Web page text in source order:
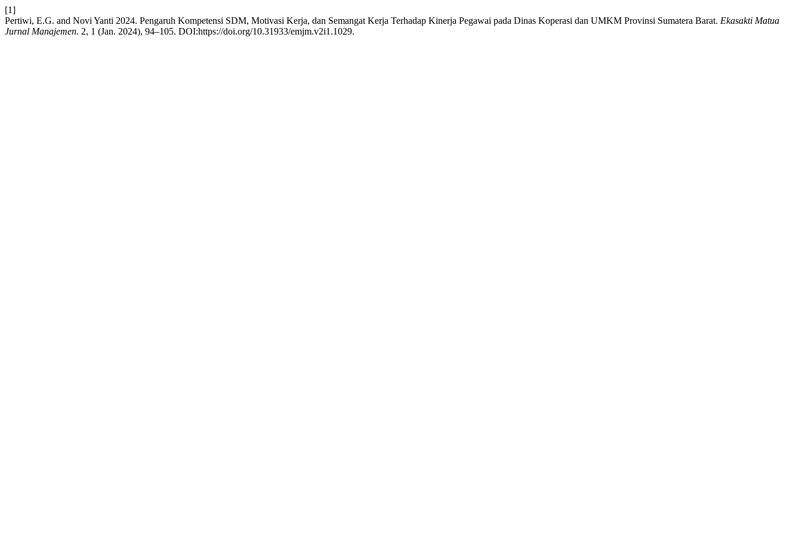
[1]
Pertiwi, E.G. and Novi Yanti 2024. Pengaruh Kompetensi SDM, Motivasi Kerja, dan Semangat Kerja Terhadap Kinerja Pegawai pada Dinas Koperasi dan UMKM Provinsi Sumatera Barat. Ekasakti Matua
Jurnal Manajemen. 2, 1 (Jan. 2024), 94–105. DOI:https://doi.org/10.31933/emjm.v2i1.1029.